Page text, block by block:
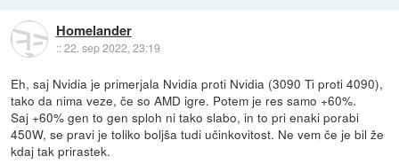
Homelander
::22. sep 2022, 23:19
Eh, saj Nvidia je primerjala Nvidia proti Nvidia (3090 Ti proti 4090),
tako da nima veze, če so AMD igre. Potem je res samo +60%.
Saj +60% gen to gen sploh ni tako slabo, in to pri enaki porabi
450W, se pravi je toliko boljša tudi učinkovitost. Ne vem če je bil že
kdaj tak prirastek.